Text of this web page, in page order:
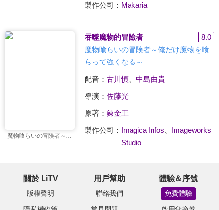
製作公司： Makaria
吞噬魔物的冒險者
8.0
魔物喰らいの冒険者～俺だけ魔物を喰
らって強くなる～
配音： 古川慎、 中島由貴
導演： 佐藤光
原著： 鍊金王
製作公司： Imagica Infos
Imageworks
Studio
關於 LiTV
版權聲明
用戶幫助
聯絡我們
體驗＆序號
免費體驗